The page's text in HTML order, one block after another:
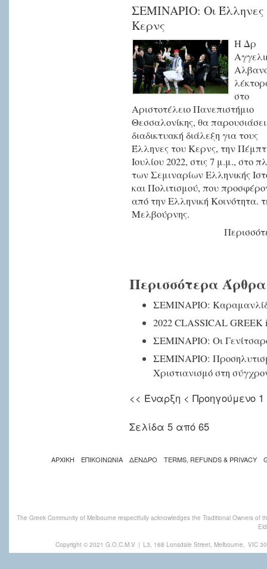
ΣΕΜΙΝΑΡΙΟ: Οι Έλληνες
Κερνς
Η Δρ
στο
Αριστοτέλειο Πανεπιστήμιο
Θεσσαλονίκης, θα
διαδικτυακή διάλεξη για τους
Έλληνες του Κερνς, την
Ιουλίου 2022, στις 7 μ.μ., στο
των Σεμιναρίων Ελληνικής
και Πολιτισμού, που
από την Ελληνική Κοινότητα.
Μελβούρνης.
Περισσότερα
ΣΕΜΙΝΑΡΙΟ:
2022 CLASSICAL GREEK
ΣΕΜΙΝΑΡΙΟ: Οι
ΣΕΜΙΝΑΡΙΟ:
Χριστιανισμό στη
<< Έναρξη < Προηγούμενο 1
Σελίδα 5 από 65
ΑΡΧΙΚΗ ΕΠΙΚΟΙΝΩΝΙΑ ΔΕΝΔΡΟ TERMS, REFUNDS & PRIVACY
The Greek Community of Melbourne respectfully acknowledges the Traditional Owners
Copyright © 2021 G.O.C.M.V | L3, 168 Lonsdale Street, Melbourne, VIC